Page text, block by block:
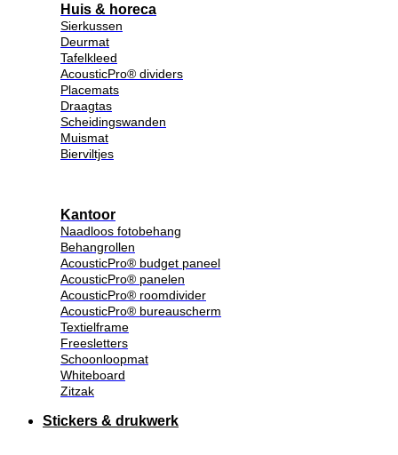
Huis & horeca
Sierkussen
Deurmat
Tafelkleed
AcousticPro® dividers
Placemats
Draagtas
Scheidingswanden
Muismat
Bierviltjes
Kantoor
Naadloos fotobehang
Behangrollen
AcousticPro® budget paneel
AcousticPro® panelen
AcousticPro® roomdivider
AcousticPro® bureauscherm
Textielframe
Freesletters
Schoonloopmat
Whiteboard
Zitzak
Stickers & drukwerk